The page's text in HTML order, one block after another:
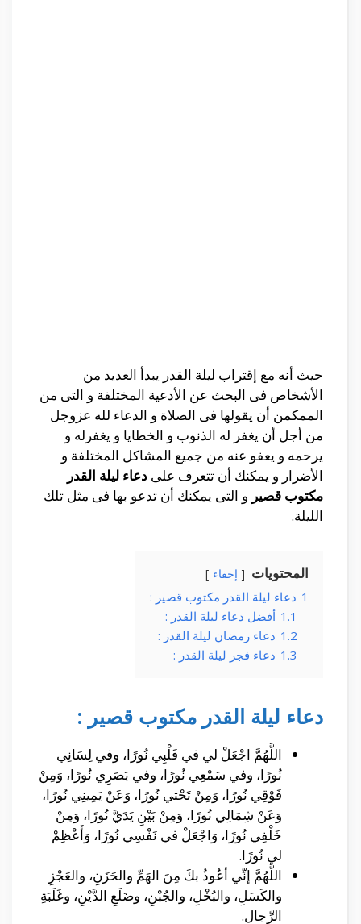
حيث أنه مع إقتراب ليلة القدر يبدأ العديد من
الأشخاص فى البحث عن الأدعية المختلفة و التى من
الممكمن أن يقولها فى الصلاة و الدعاء لله عزوجل
من أجل أن يغفر له الذنوب و الخطايا و يغفرله و
يرحمه و يعفو عنه من جميع المشاكل المختلفة و
الأضرار و يمكنك أن تتعرف على دعاء ليلة القدر
مكتوب قصير و التى يمكنك أن تدعو بها فى مثل تلك
الليلة.
المحتويات إخفاء
1 دعاء ليلة القدر مكتوب قصير :
1.1 أفضل دعاء ليلة القدر :
1.2 دعاء رمضان ليلة القدر :
1.3 دعاء فجر ليلة القدر :
دعاء ليلة القدر مكتوب قصير :
اللَّهُمَّ اجْعَلْ لي في قَلْبِي نُورًا، وفي لِسَانِي
نُورًا، وفي سَمْعِي نُورًا، وفي بَصَرِي نُورًا، وَمِنْ
فَوْقِي نُورًا، وَمِنْ تَحْتي نُورًا، وَعَنْ يَمِينِي نُورًا،
وَعَنْ شِمَالِي نُورًا، وَمِنْ بَيْنِ يَدَيَّ نُورًا، وَمِنْ
خَلْفِي نُورًا، وَاجْعَلْ في نَفْسِي نُورًا، وَأَعْظِمْ
لي نُورًا.
اللَّهُمَّ إنِّي أعُوذُ بكَ مِنَ الهَمِّ والحَزَنِ، والعَجْزِ
والكَسَلِ، والبُخْلِ، والجُبْنِ، وضَلَعِ الدَّيْنِ، وغَلَبَةِ
الرِّجالِ.